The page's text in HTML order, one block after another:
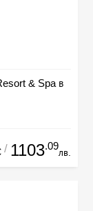
& Spa в
/ 1103.09
лв.